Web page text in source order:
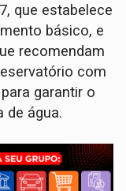
que estabelece
básico, e
recomendam
com
garantir o
de água.